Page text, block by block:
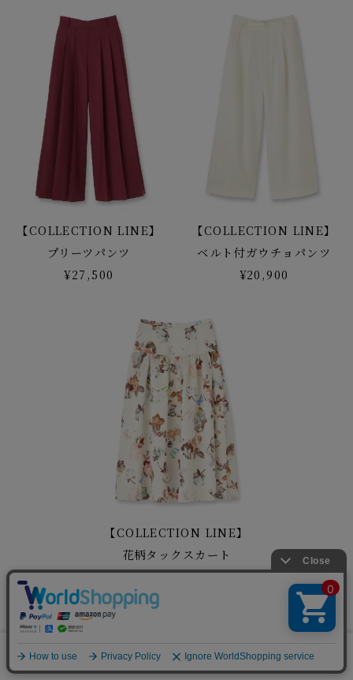
【COLLECTION LINE】
プリーツパンツ
¥27,500
【COLLECTION LINE】
ベルト付ガウチョパンツ
¥20,900
【COLLECTION LINE】
花柄タックスカート
¥38,500